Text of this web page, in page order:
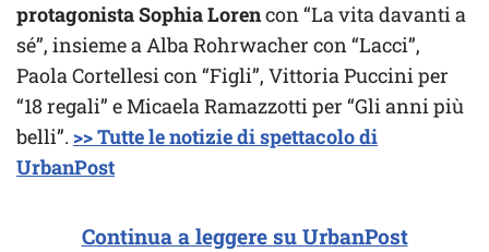
protagonista Sophia Lorencon “La vita davanti a
sé”, insieme a Alba Rohrwacher con “Lacci”,
Paola Cortellesi con “Figli”, Vittoria Puccini per
“18 regali” e Micaela Ramazzotti per “Gli anni più
belli”. >> Tutte le notizie di spettacolo di
UrbanPost
Continua a leggere su UrbanPost